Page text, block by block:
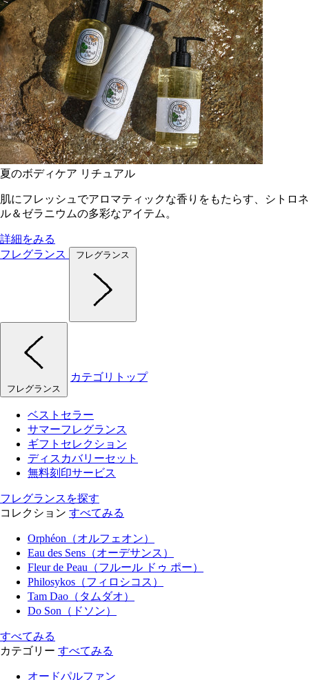
夏のボディケア リチュアル
肌にフレッシュでアロマティックな香りをもたらす、シトロネ
ル＆ゼラニウムの多彩なアイテム。
詳細をみる
フレグランス
フレグランス
フレグランス
カテゴリトップ
ベストセラー
サマーフレグランス
ギフトセレクション
ディスカバリーセット
無料刻印サービス
フレグランスを探す
コレクション すべてみる
Orphéon（オルフェオン）
Eau des Sens（オーデサンス）
Fleur de Peau（フルール ドゥ ポー）
Philosykos（フィロシコス）
Tam Dao（タムダオ）
Do Son（ドソン）
すべてみる
カテゴリー すべてみる
オードパルファン